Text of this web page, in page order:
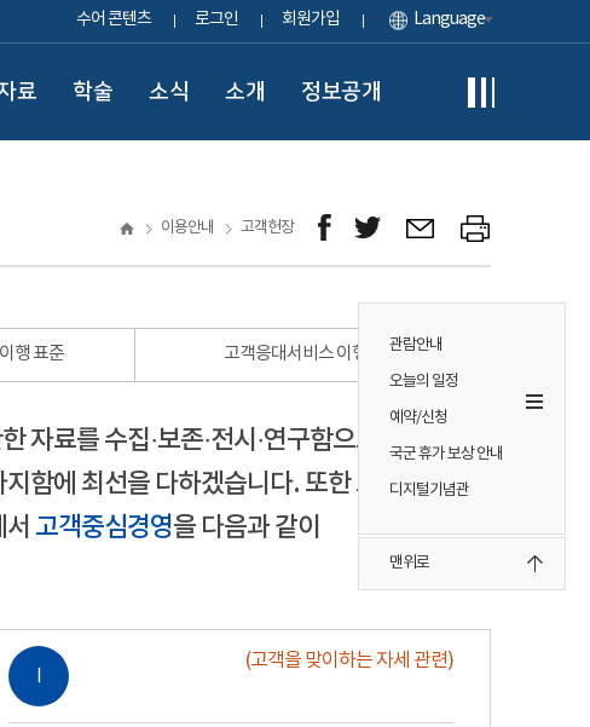
수어 콘텐츠 로그인 회원가입 Language
료 학술 소식 소개 정보공개
관람안내
오늘의 일정
예약/신청
국군 휴가 보상 안내
디지털기념관
맨위로
이용안내 고객헌장
행 표준 고객응대서비스 이행 표준
자료를 수집·보존·전시·연구함으로써
함에 최선을 다하겠습니다. 또한 모든
고객중심경영을 다음과 같이
Ⅰ
(고객을 맞이하는 자세 관련)